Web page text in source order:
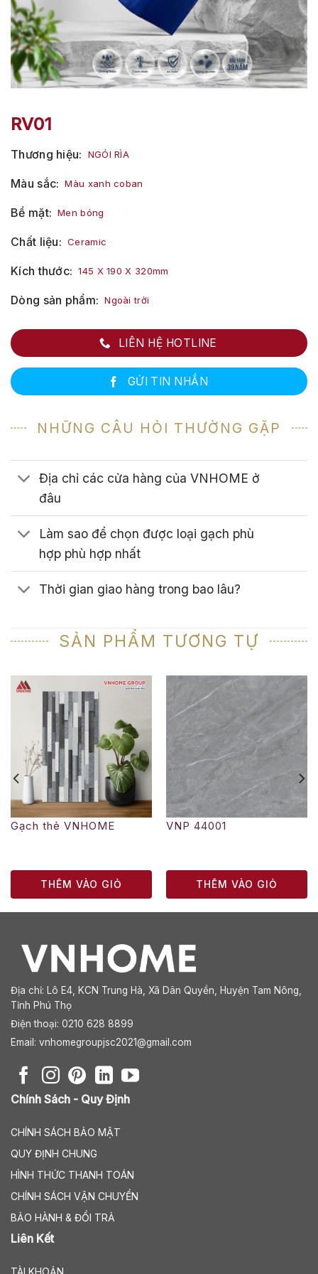
RV01
Thương hiệu NGÓI RÌA
Màu sắc Màu xanh coban
Bề mặt Men bóng
Chất liệu Ceramic
Kích thước 145 X 190 X 320mm
Dòng sản phẩm Ngoài trời
LIÊN HỆ HOTLINE
GỬI TIN NHẮN
NHỮNG CÂU HỎI THƯỜNG GẶP
Địa chỉ các cửa hàng của VNHOME ở
đâu
Làm sao để chọn được loại gạch phù
hợp phù hợp nhất
Thời gian giao hàng trong bao lâu?
SẢN PHẨM TƯƠNG TỰ
Gạch thẻ VNHOME
THÊM VÀO GIỎ
VNP 44001
THÊM VÀO GIỎ
Địa chỉ: Lô E4, KCN Trung Hà, Xã Dân Quyền, Huyện Tam Nông,
Tỉnh Phú Thọ
Điện thoại: 0210 628 8899
Email: vnhomegroupjsc2021@gmail.com
Chính Sách - Quy Định
CHÍNH SÁCH BẢO MẬT
QUY ĐỊNH CHUNG
HÌNH THỨC THANH TOÁN
CHÍNH SÁCH VẬN CHUYỂN
BẢO HÀNH & ĐỔI TRẢ
Liên Kết
TÀI KHOẢN